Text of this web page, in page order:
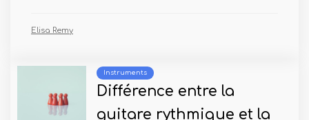
Elisa Remy
Instruments
Différence entre la
guitare rythmique et la